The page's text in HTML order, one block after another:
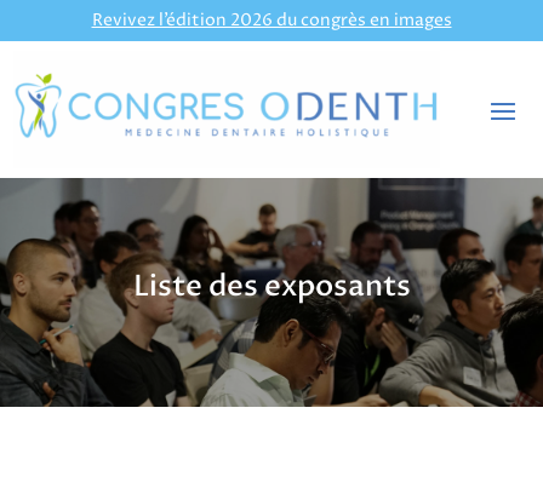
Revivez l’édition 2026 du congrès en images
Liste des exposants